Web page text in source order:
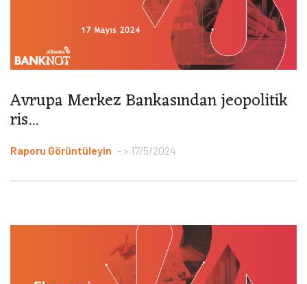
Avrupa Merkez Bankasından jeopolitik
ris...
Raporu Görüntüleyin > 17/5/2024